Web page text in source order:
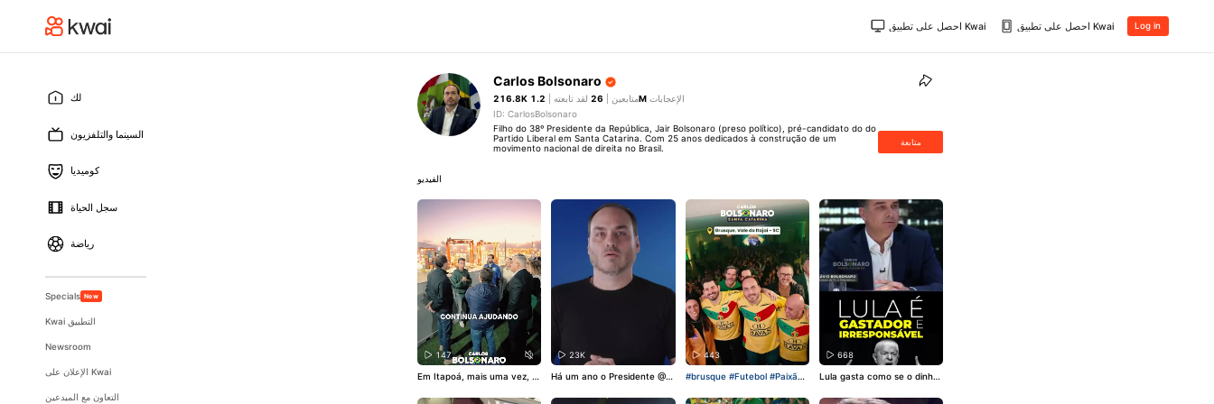
احصل على تطبيق Kwai احصل على تطبيق Kwai Log in
لك
السينما والتلفزيون
كوميديا
سجل الحياة
رياضة
Specials New
Kwai التطبيق
Newsroom
الإعلان على Kwai
التعاون مع المبدعين
Carlos Bolsonaro
216.8K متابعين | 26لقد تابعته | 1.2M الإعجابات
ID: CarlosBolsonaro
Filho do 38º Presidente da República, Jair Bolsonaro (preso político), pré-candidato do do
Partido Liberal em Santa Catarina. Com 25 anos dedicados à construção de um
movimento nacional de direita no Brasil.
متابعة
الفيديو
147
Em Itapoá, mais uma vez, m
traz a certeza de que estam
23K
Há um ano o Presidente@J
a, além de censurado, nem
443
#brusque #Futebol #Paixão
668
Lula gasta como se o dinhei
Aumenta a dívida, desperdiç